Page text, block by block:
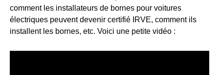
comment les installateurs de bornes pour voitures
électriques peuvent devenir certifié IRVE, comment ils
installent les bornes, etc. Voici une petite vidéo :